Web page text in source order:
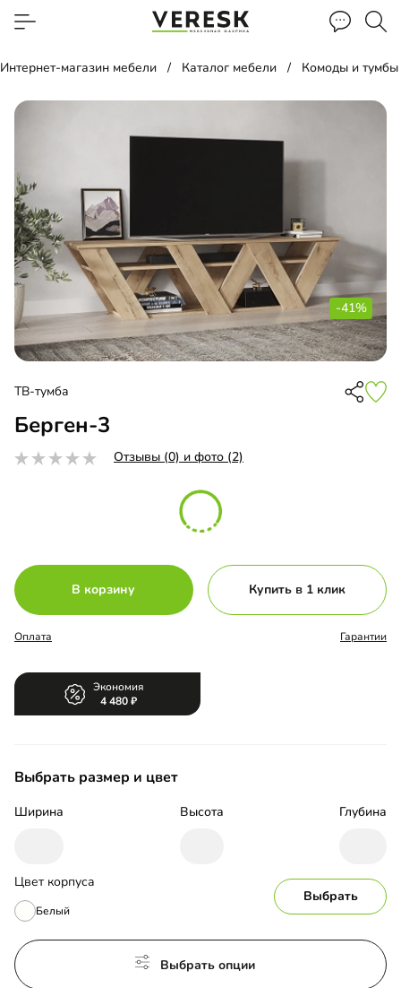
Интернет-магазин мебели Каталог мебели Комоды и тумбы
-41%
ТВ-тумба
Берген-3
Отзывы (0) и фото (2)
В корзину Купить в 1 клик
Оплата Гарантии
Экономия
4 480
Выбрать размер и цвет
Ширина Высота Глубина
Цвет корпуса
Белый
Выбрать
Выбрать опции